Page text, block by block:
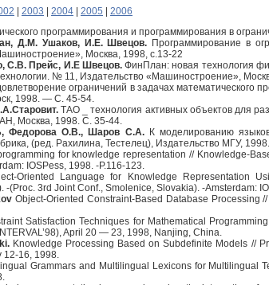
2003 2004 2005
2006
программирования и программирования в
Д.М. Ушаков, И.Е. Швецов. Программирование в
Москва, 1998, с.13-22
С.В. Прейс, И.Е Швецов.ФинПлан: новая технология
№ 11, Издательство «Машиностроение»,
ограничений в задачах математического
1998. — С. 45-54.
ТАО _ технология активных объектов для
Москва, 1998. С. 35-44.
Федорова О.В., Шаров С.А.К моделированию
(ред. Рахилина, Тестелец), Издательство МГУ, 1998.
for knowledge representation // Knowledge-
IOSPess, 1998. -P.116-123.
Oriented Language for Knowledge Representation
-(Proc. 3rd Joint Conf., Smolenice, Slovakia). -Amsterdam:
Object-Oriented Constraint-Based Database Processing
Satisfaction Techniques for Mathematical
April 20 — 23, 1998, Nanjing, China.
Knowledge Processing Based on Subdefinite Models //
12-16, 1998.
Grammars and Multilingual Lexicons for Multilingual